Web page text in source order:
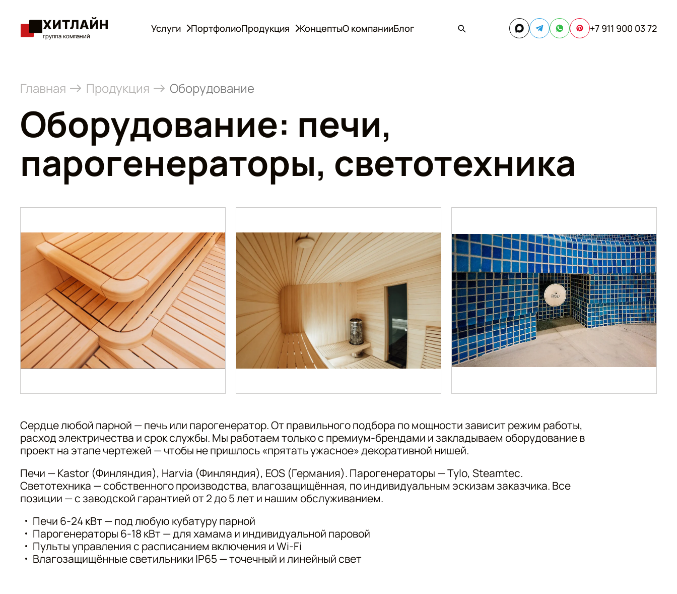
ХИТЛАЙН
группа компаний
Услуги ПортфолиоПродукция КонцептыО компанииБлог +7 911 900 03 72
Главная Продукция Оборудование
Оборудование: печи,
парогенераторы, светотехника
Сердце любой парной — печь или парогенератор. От правильного подбора по мощности зависит режим работы,
расход электричества и срок службы. Мы работаем только с премиум-брендами и закладываем оборудование в
проект на этапе чертежей — чтобы не пришлось «прятать ужасное» декоративной нишей.
Печи — Kastor (Финляндия), Harvia (Финляндия), EOS (Германия). Парогенераторы — Tylo, Steamtec.
Светотехника — собственного производства, влагозащищённая, по индивидуальным эскизам заказчика. Все
позиции — с заводской гарантией от 2 до 5 лет и нашим обслуживанием.
Печи 6-24 кВт — под любую кубатуру парной
Парогенераторы 6-18 кВт — для хамама и индивидуальной паровой
Пульты управления с расписанием включения и Wi-Fi
Влагозащищённые светильники IP65 — точечный и линейный свет